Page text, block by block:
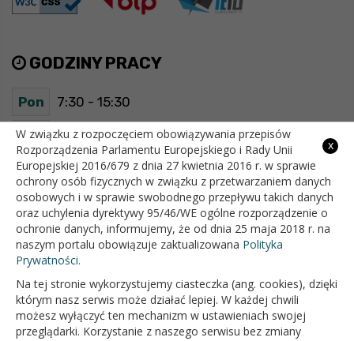
GODZINY PRACY
Pon 7:30 - 15:30
Wt 7:30 - 15:30
Śr 7:30 - 15:30
Czw 7:30 - 15:30
Pt 7:30 - 15:30
OFICJALNY SERWIS INTERNETOWY GMINY BIAŁOPOLE
x
W związku z rozpoczęciem obowiązywania przepisów
Rozporządzenia Parlamentu Europejskiego i Rady Unii
Europejskiej 2016/679 z dnia 27 kwietnia 2016 r. w sprawie
ochrony osób fizycznych w związku z przetwarzaniem danych
osobowych i w sprawie swobodnego przepływu takich danych
oraz uchylenia dyrektywy 95/46/WE ogólne rozporządzenie o
ochronie danych, informujemy, że od dnia 25 maja 2018 r. na
naszym portalu obowiązuje zaktualizowana Polityka
Prywatności.
Na tej stronie wykorzystujemy ciasteczka (ang. cookies), dzięki
którym nasz serwis może działać lepiej. W każdej chwili
możesz wyłączyć ten mechanizm w ustawieniach swojej
przeglądarki. Korzystanie z naszego serwisu bez zmiany